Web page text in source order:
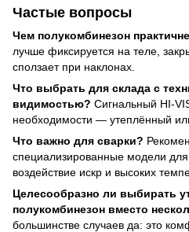
Частые вопросы
Чем полукомбинезон
лучше фиксируется на теле,
сползает при наклонах.
Что выбрать для склада с
видимостью? Сигнальный HI-
необходимости — утеплённый
Что важно для сварки?
специализированные модели
воздействие искр и высоких
Целесообразно ли выбирать
полукомбинезон вместо
большинстве случаев да: это